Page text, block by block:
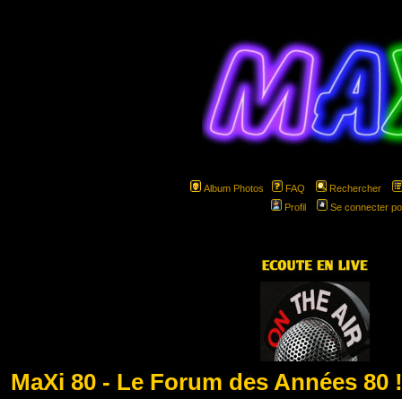
Album Photos FAQ
Rechercher
Profil
Se connecter
MaXi 80 - Le Forum des Années